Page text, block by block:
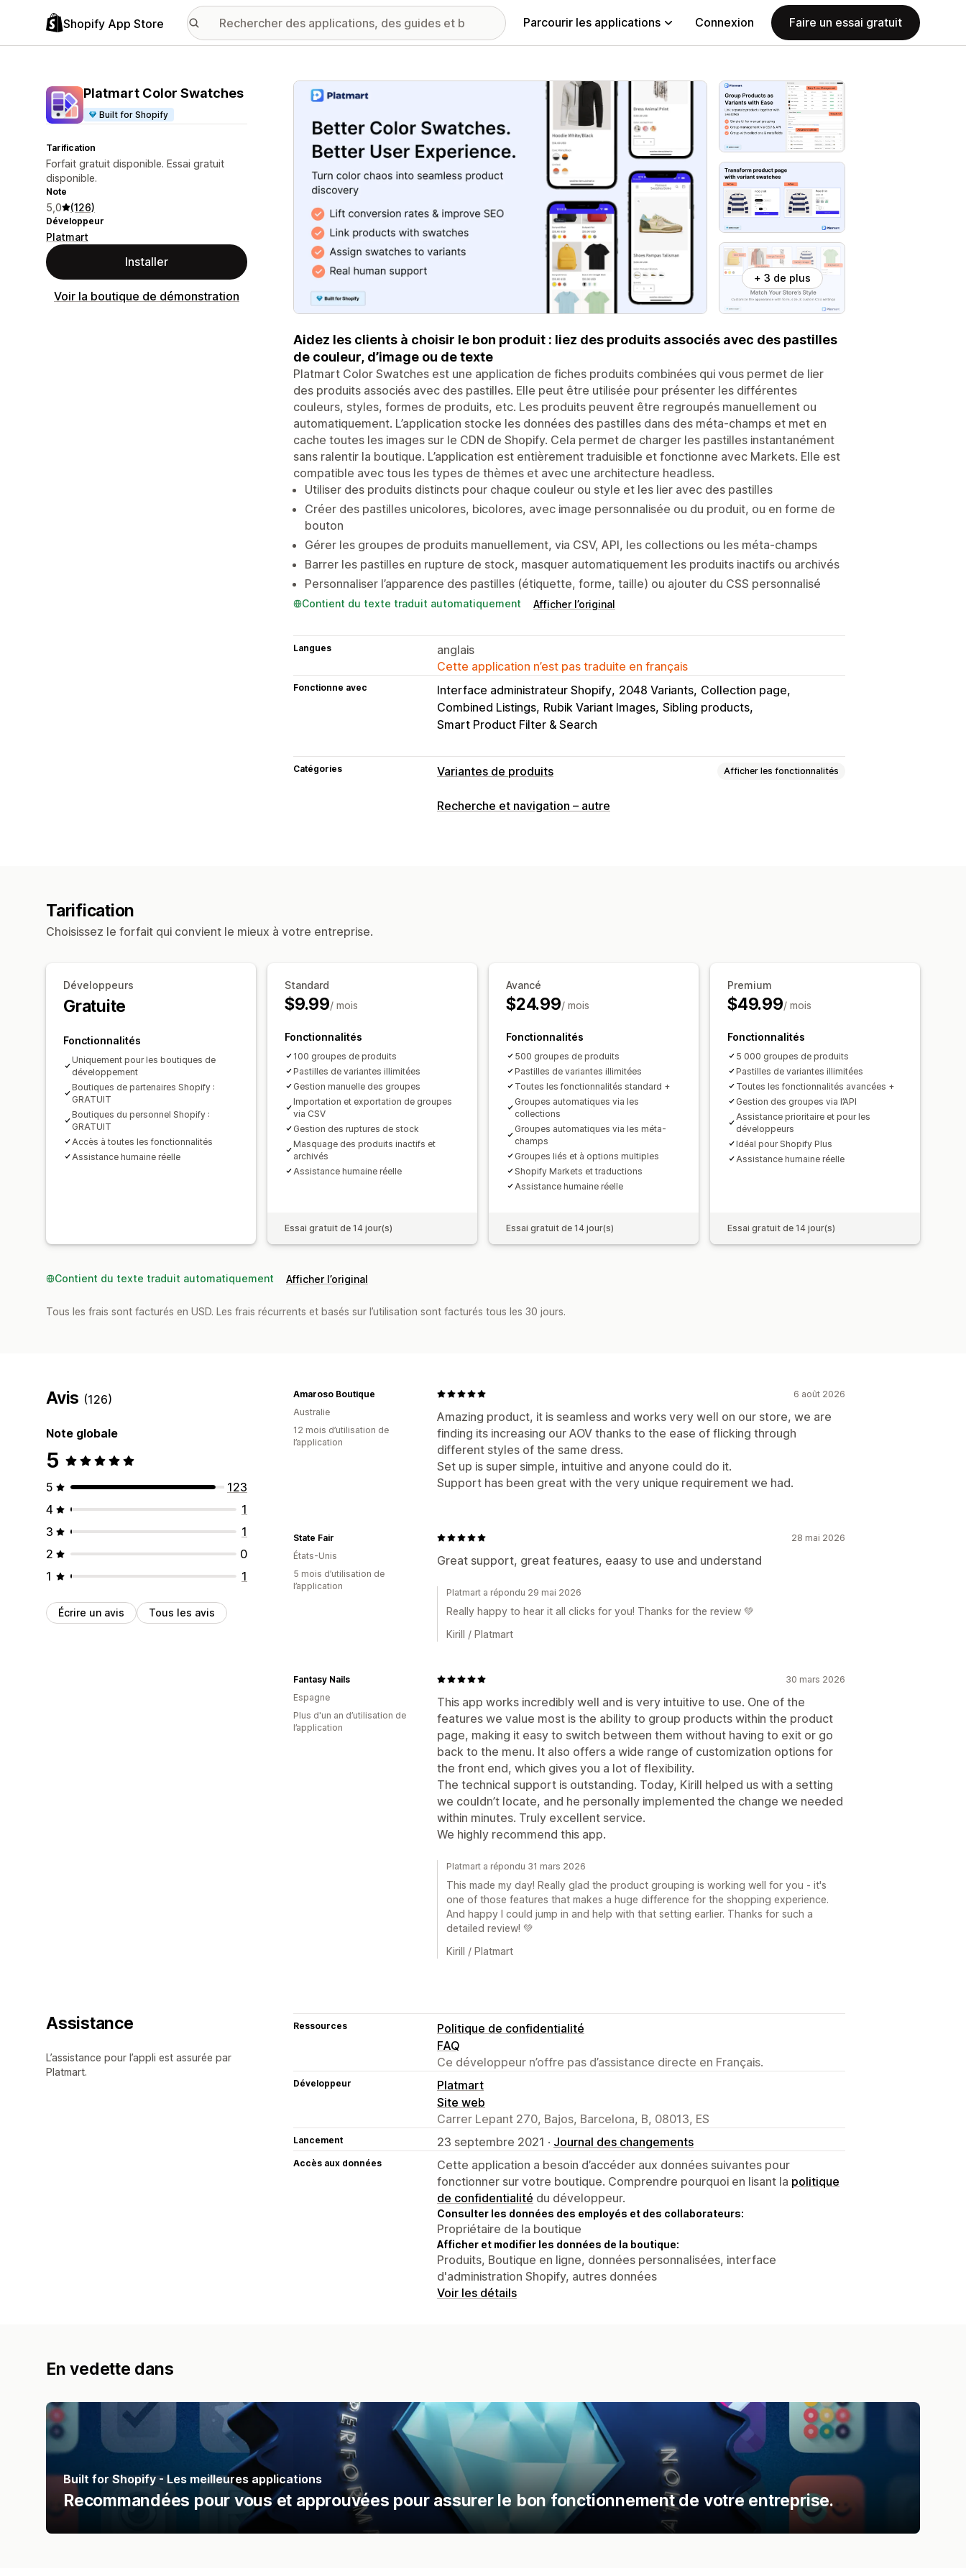
Shopify App Store Parcourir les applications Connexion Faire un essai gratuit
Platmart Color Swatches
Built for Shopify
Tarification
Forfait gratuit disponible. Essai gratuit
disponible.
Note
5,0 (126)
Développeur
Platmart
Installer
Voir la boutique de démonstration
Galerie d’images vedette
+ 3 de plus
Aidez les clients à choisir le bon produit : liez des produits associés avec des pastilles
de couleur, d’image ou de texte
Platmart Color Swatches est une application de fiches produits combinées qui vous permet de lier
des produits associés avec des pastilles. Elle peut être utilisée pour présenter les différentes
couleurs, styles, formes de produits, etc. Les produits peuvent être regroupés manuellement ou
automatiquement. L’application stocke les données des pastilles dans des méta-champs et met en
cache toutes les images sur le CDN de Shopify. Cela permet de charger les pastilles instantanément
sans ralentir la boutique. L’application est entièrement traduisible et fonctionne avec Markets. Elle est
compatible avec tous les types de thèmes et avec une architecture headless.
Utiliser des produits distincts pour chaque couleur ou style et les lier avec des pastilles
Créer des pastilles unicolores, bicolores, avec image personnalisée ou du produit, ou en forme de
bouton
Gérer les groupes de produits manuellement, via CSV, API, les collections ou les méta-champs
Barrer les pastilles en rupture de stock, masquer automatiquement les produits inactifs ou archivés
Personnaliser l’apparence des pastilles (étiquette, forme, taille) ou ajouter du CSS personnalisé
Contient du texte traduit automatiquement Afficher l’original
Langues
anglais
Cette application n’est pas traduite en français
Fonctionne avec Interface administrateur Shopify 2048 Variants Collection page
Combined Listings Rubik Variant Images Sibling products
Smart Product Filter & Search
Catégories Variantes de produits Afficher les fonctionnalités
Personnalisation
Recherche et navigation – autre
Tarification
Choisissez le forfait qui convient le mieux à votre entreprise.
Développeurs
Gratuite
Fonctionnalités
Uniquement pour les boutiques de
développement
Boutiques de partenaires Shopify :
GRATUIT
Boutiques du personnel Shopify :
GRATUIT
Accès à toutes les fonctionnalités
Assistance humaine réelle
Standard
$9.99/ mois
Fonctionnalités
100 groupes de produits
Pastilles de variantes illimitées
Gestion manuelle des groupes
Importation et exportation de groupes
via CSV
Gestion des ruptures de stock
Masquage des produits inactifs et
archivés
Assistance humaine réelle
Essai gratuit de 14 jour(s)
Avancé
$24.99/ mois
Fonctionnalités
500 groupes de produits
Pastilles de variantes illimitées
Toutes les fonctionnalités standard +
Groupes automatiques via les
collections
Groupes automatiques via les méta-
champs
Groupes liés et à options multiples
Shopify Markets et traductions
Assistance humaine réelle
Essai gratuit de 14 jour(s)
Premium
$49.99/ mois
Fonctionnalités
5 000 groupes de produits
Pastilles de variantes illimitées
Toutes les fonctionnalités avancées +
Gestion des groupes via l’API
Assistance prioritaire et pour les
développeurs
Idéal pour Shopify Plus
Assistance humaine réelle
Essai gratuit de 14 jour(s)
Contient du texte traduit automatiquement Afficher l’original
Tous les frais sont facturés en USD. Les frais récurrents et basés sur l’utilisation sont facturés tous les 30 jours.
Avis (126)
Note globale
5
5
123
4
1
3
1
2
0
1
1
Écrire un avis Tous les avis
6 août 2026
Amazing product, it is seamless and works very well on our store, we are
finding its increasing our AOV thanks to the ease of flicking through
different styles of the same dress.
Set up is super simple, intuitive and anyone could do it.
Support has been great with the very unique requirement we had.
Amaroso Boutique
Australie
12 mois d’utilisation de
l’application
28 mai 2026
Great support, great features, eaasy to use and understand
State Fair
États-Unis
5 mois d’utilisation de
l’application
Platmart a répondu 29 mai 2026
Really happy to hear it all clicks for you! Thanks for the review 💚
Kirill / Platmart
30 mars 2026
This app works incredibly well and is very intuitive to use. One of the
features we value most is the ability to group products within the product
page, making it easy to switch between them without having to exit or go
back to the menu. It also offers a wide range of customization options for
the front end, which gives you a lot of flexibility.
The technical support is outstanding. Today, Kirill helped us with a setting
we couldn’t locate, and he personally implemented the change we needed
within minutes. Truly excellent service.
We highly recommend this app.
Fantasy Nails
Espagne
Plus d'un an d’utilisation de
l’application
Platmart a répondu 31 mars 2026
This made my day! Really glad the product grouping is working well for you - it's
one of those features that makes a huge difference for the shopping experience.
And happy I could jump in and help with that setting earlier. Thanks for such a
detailed review! 💚
Kirill / Platmart
Assistance
L’assistance pour l’appli est assurée par
Platmart.
Ressources
Politique de confidentialité
FAQ
Ce développeur n’offre pas d’assistance directe en Français.
Développeur
Platmart
Site web
Carrer Lepant 270, Bajos, Barcelona, B, 08013, ES
Lancement 23 septembre 2021 · Journal des changements
Accès aux données
Cette application a besoin d’accéder aux données suivantes pour
fonctionner sur votre boutique. Comprendre pourquoi en lisant la politique
de confidentialité du développeur.
Consulter les données des employés et des collaborateurs:
Propriétaire de la boutique
Afficher et modifier les données de la boutique:
Produits, Boutique en ligne, données personnalisées, interface
d'administration Shopify, autres données
Voir les détails
En vedette dans
Built for Shopify - Les meilleures applications
Recommandées pour vous et approuvées pour assurer le bon fonctionnement de votre entreprise.